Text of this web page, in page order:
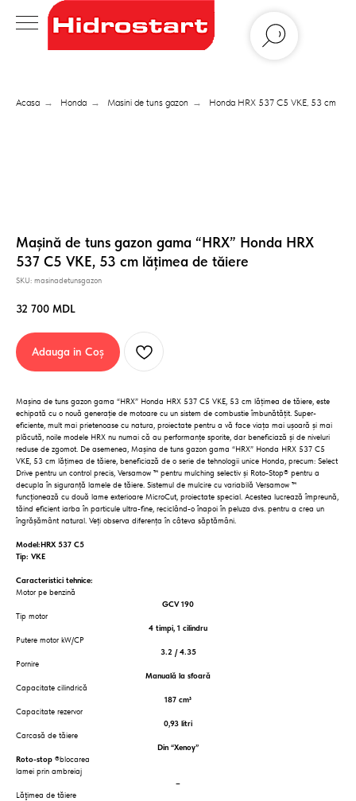
Acasa → Honda → Masini de tuns gazon → Honda HRX 537 C5 VKE, 53 cm
Mașină de tuns gazon gama “HRX” Honda HRX
537 C5 VKE, 53 cm lățimea de tăiere
SKU: masinadetunsgazon
32 700 MDL
Adauga in Coș
Mașina de tuns gazon gama “HRX” Honda HRX 537 C5 VKE, 53 cm lățimea de tăiere, este
echipată cu o nouă generație de motoare cu un sistem de combustie îmbunătățit. Super-
eficiente, mult mai prietenoase cu natura, proiectate pentru a vă face viața mai ușoară și mai
plăcută, noile modele HRX nu numai că au performanțe sporite, dar beneficiază și de niveluri
reduse de zgomot. De asemenea, Mașina de tuns gazon gama “HRX” Honda HRX 537 C5
VKE, 53 cm lățimea de tăiere, beneficiază de o serie de tehnologii unice Honda, precum: Select
Drive pentru un control precis, Versamow ™ pentru mulching selectiv și Roto-Stop® pentru a
decupla în siguranță lamele de tăiere. Sistemul de mulcire cu variabilă Versamow ™
funcționează cu două lame exterioare MicroCut, proiectate special. Acestea lucrează împreună,
tăind eficient iarba în particule ultra-fine, reciclând-o înapoi în peluza dvs. pentru a crea un
îngrășământ natural. Veți observa diferența în câteva săptămâni.
Model:HRX 537 C5
Tip: VKE
Caracteristici tehnice:
Motor pe benzină
GCV 190
Tip motor
4 timpi, 1 cilindru
Putere motor kW/CP
3.2 / 4.35
Pornire
Manuală la sfoară
Capacitate cilindrică
187 cm³
Capacitate rezervor
0,93 litri
Carcasă de tăiere
Din “Xenoy”
Roto-stop ®blocarea
lamei prin ambreiaj
–
Lăţimea de tăiere